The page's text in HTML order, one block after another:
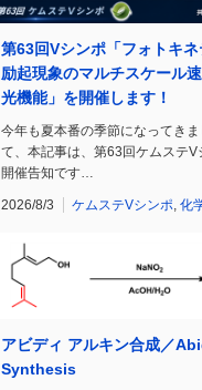
第63回Vシンポ「フォトキネ
励起現象のマルチスケール
光機能」を開催します！
今年も夏本番の季節になってき
て、本記事は、第63回ケムステV
開催告知です…
2026/8/3 ケムステVシンポ, 化
アビディ アルキン合成／
Synthesis